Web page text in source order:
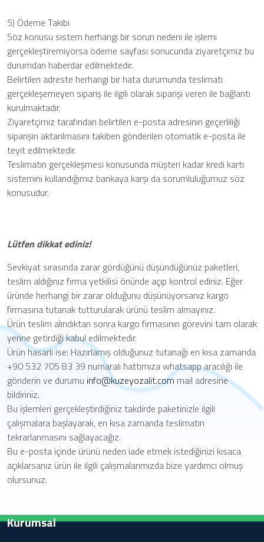
5) Ödeme Takibi
Söz konusu sistem herhangi bir sorun nedeni ile işlemi
gerçekleştiremiyorsa ödeme sayfası sonucunda ziyaretçimiz bu
durumdan haberdar edilmektedir.
Belirtilen adreste herhangi bir hata durumunda teslimatı
gerçekleşemeyen sipariş ile ilgili olarak siparişi veren ile bağlantı
kurulmaktadır.
Ziyaretçimiz tarafından belirtilen e-posta adresinin geçerliliği
siparişin aktarılmasını takiben gönderilen otomatik e-posta ile
teyit edilmektedir.
Teslimatın gerçekleşmesi konusunda müşteri kadar kredi kartı
sistemini kullandığımız bankaya karşı da sorumluluğumuz söz
konusudur.
Lütfen dikkat ediniz!
Sevkiyat sırasında zarar gördüğünü düşündüğünüz paketleri,
teslim aldığınız firma yetkilisi önünde açıp kontrol ediniz. Eğer
üründe herhangi bir zarar olduğunu düşünüyorsanız kargo
firmasına tutanak tutturularak ürünü teslim almayınız.
Ürün teslim alındıktan sonra kargo firmasının görevini tam olarak
yerine getirdiği kabul edilmektedir.
Ürün hasarlı ise: Hazırlamış olduğunuz tutanağı en kısa zamanda
+90 532 705 83 39 numaralı hattımıza whatsapp aracılığı ile
gönderin ve durumu info@kuzeyozalit.com mail adresine
bildiriniz.
Bu işlemleri gerçekleştirdiğiniz takdirde paketinizle ilgili
çalışmalara başlayarak, en kısa zamanda teslimatın
tekrarlanmasını sağlayacağız.
Bu e-posta içinde ürünü neden iade etmek istediğinizi kısaca
açıklarsanız ürün ile ilgili çalışmalarımızda bize yardımcı olmuş
olursunuz.
Kurumsal